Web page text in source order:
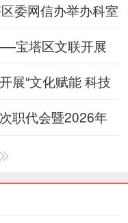
区委网信办举办科室
宝塔区文联开展
展“文化赋能 科技
职代会暨2026年